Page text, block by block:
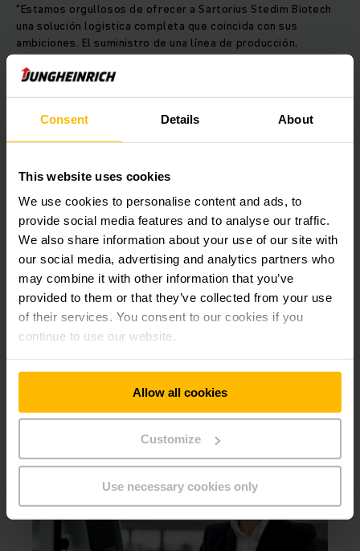
Consent Details About
This website uses cookies
We use cookies to personalise content and ads, to
provide social media features and to analyse our traffic.
We also share information about your use of our site with
our social media, advertising and analytics partners who
may combine it with other information that you’ve
provided to them or that they’ve collected from your use
of their services. You consent to our cookies if you
continue to use our website.
Allow all cookies
Customize
Use necessary cookies only
"Estamos orgullosos de ofrecer a Sartorius Stedim Biotech
una solución logística completa que coincida con sus
ambiciones. El suministro de una línea de producción,
especialmente en la industria farmacéutica, es un gran
desafío para garantizar la calidad, de ahí la importancia de
tener una instalación automatizada confiable, escalable y
Desarrollo de Negocios, Sistemas Automatizados, en
Jungheinrich Francia.
procesos logísticos, reducir los tiempos de procesamiento
de pedidos y aumentar nuestra capacidad de
almacenamiento. Gracias a la automatización de nuestro
sitio, podremos acelerar nuestra respuesta a las crecientes
demandas del mercado, aumentar nuestra competitividad y
ofrecer un servicio aún más confiable a nuestros clientes ",
explica Valentin Curmi, Jefe de Proyectos Logísticos, en
Sartorius Stedim Biotech France.
Solicite una cotización para nuestros productos y/o
servicios: